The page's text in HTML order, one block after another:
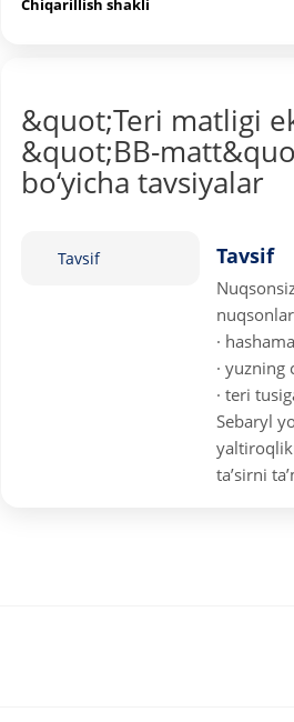
Chiqarillish shakli
&quot;Teri matligi
&quot;BB-
bo‘yicha tavsiyalar
Tavsif Tavsif
·
·
· teri
Sebaryl
ta’sirni